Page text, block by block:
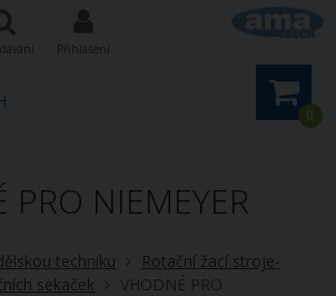
0
PRO NIEMEYER
techniku
Rotační žací stroje-
sekaček
VHODNÉ PRO
Přihlášení